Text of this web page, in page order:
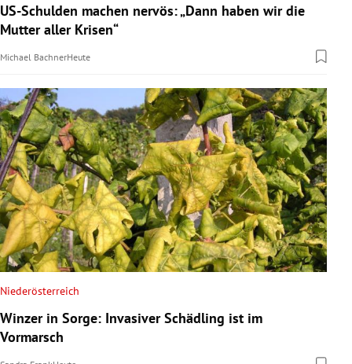
US-Schulden machen nervös: „Dann haben wir die
Mutter aller Krisen“
Michael BachnerHeute
Niederösterreich
Winzer in Sorge: Invasiver Schädling ist im
Vormarsch